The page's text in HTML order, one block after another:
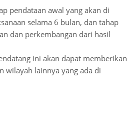
pendataan awal yang akan di
selama 6 bulan, dan tahap
dan perkembangan dari hasil
ini akan dapat memberikan
wilayah lainnya yang ada di